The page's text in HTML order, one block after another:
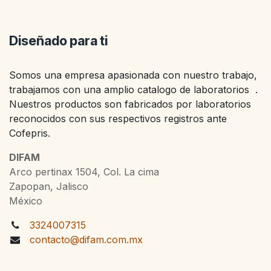
Diseñado para ti
Somos una empresa apasionada con nuestro trabajo,
trabajamos con una amplio catalogo de laboratorios .
Nuestros productos son fabricados por laboratorios
reconocidos con sus respectivos registros ante
Cofepris.
DIFAM
Arco pertinax 1504, Col. La cima
Zapopan, Jalisco
México
3324007315
contacto@difam.com.mx